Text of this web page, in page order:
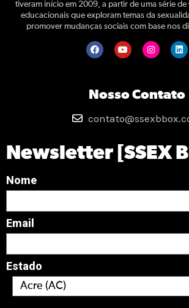
tiveram início em 2009, a partir de uma série
educacionais que exploram temas da
promover mudanças sociais com base nos
Nosso Contato
Newsletter [SSEX
Nome
Email
Estado